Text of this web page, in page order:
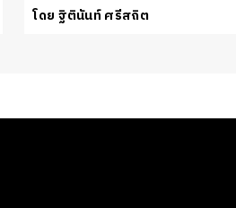
โดย ฐิตินันท์ ศรีสถิต